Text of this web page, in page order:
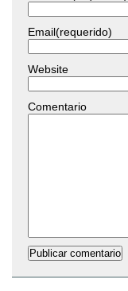
Email(requerido)
Website
Comentario